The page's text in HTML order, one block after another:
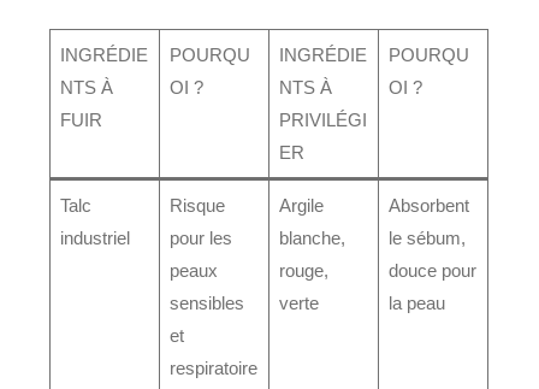
INGRÉDIE
NTS À
FUIR
POURQU
OI ?
INGRÉDIE
NTS À
PRIVILÉGI
ER
POURQU
OI ?
Talc
industriel
Risque
pour les
peaux
sensibles
et
respiratoire
Argile
blanche,
rouge,
verte
Absorbent
le sébum,
douce pour
la peau